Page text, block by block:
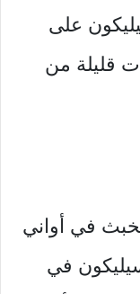
على
في أواني
في